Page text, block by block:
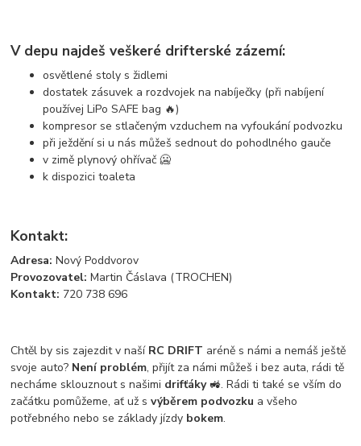
V depu najdeš veškeré drifterské zázemí:
osvětlené stoly s židlemi
dostatek zásuvek a rozdvojek na nabíječky (při nabíjení
používej LiPo SAFE bag 🔥)
kompresor se stlačeným vzduchem na vyfoukání podvozku
při ježdění si u nás můžeš sednout do pohodlného gauče
v zimě plynový ohřívač 🥶
k dispozici toaleta
Kontakt:
Adresa: Nový Poddvorov
Provozovatel:Martin Čáslava (TROCHEN)
Kontakt: 720 738 696
Chtěl by sis zajezdit v naší RC DRIFT aréně s námi a nemáš ještě
svoje auto? Není problém, přijít za námi můžeš i bez auta, rádi tě
necháme sklouznout s našimi drifťáky🚜. Rádi ti také se vším do
začátku pomůžeme, ať už svýběrem podvozku a všeho
potřebného nebo se základy jízdy bokem.